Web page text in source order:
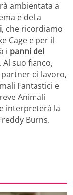
ambientata a
e della
, che ricordiamo
Cage e per il
i panni del
suo fianco,
di lavoro,
Fantastici e
Animali
interpreterà la
Burns.